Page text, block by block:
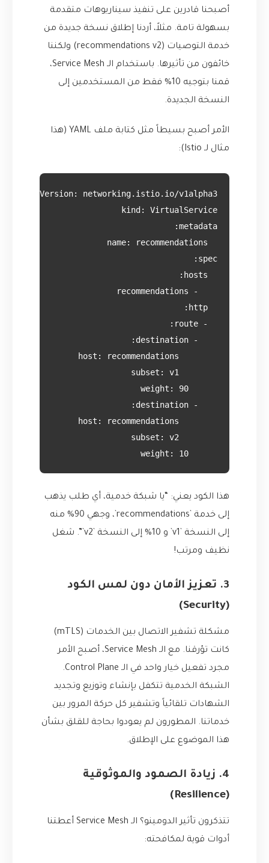
أصبحنا قادرين على تنفيذ سيناريوهات متقدمة
بسهولة تامة. مثلاً، أردنا إطلاق نسخة جديدة من
خدمة التوصيات (recommendations v2) ولكننا
خائفون من تأثيرها. باستخدام الـ Service Mesh،
قمنا بتوجيه 10% فقط من المستخدمين إلى
النسخة الجديدة.
الأمر أصبح بسيطاً مثل كتابة ملف YAML (هذا
مثال لـ Istio):
هذا الكود يعني: “يا شبكة خدمية، أي طلب يذهب
إلى خدمة `recommendations`، وجهي 90% منه
إلى النسخة `v1` و 10% إلى النسخة `v2`”. شغل
نظيف ومرتب!
3. تعزيز الأمان دون لمس الكود
(Security)
مشكلة تشفير الاتصال بين الخدمات (mTLS)
كانت تؤرقنا. مع الـ Service Mesh، أصبح الأمر
مجرد تفعيل خيار واحد في الـ Control Plane.
الشبكة الخدمية تتكفل بإنشاء وتوزيع وتجديد
الشهادات تلقائياً وتشفير كل حركة المرور بين
خدماتنا. المطورون لم يعودوا بحاجة للقلق بشأن
هذا الموضوع على الإطلاق.
4. زيادة الصمود والموثوقية
(Resilience)
تتذكرون تأثير الدومينو؟ الـ Service Mesh أعطتنا
أدوات قوية لمكافحته: